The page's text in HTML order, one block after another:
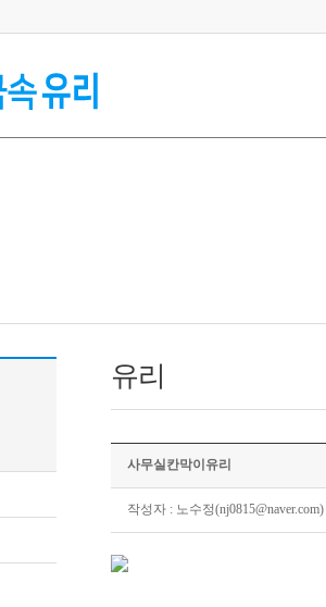
유리
사무실칸막이유리
작성자 : 노수정